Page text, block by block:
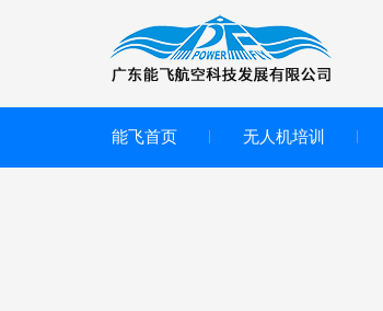
能飞首页 无人机培训